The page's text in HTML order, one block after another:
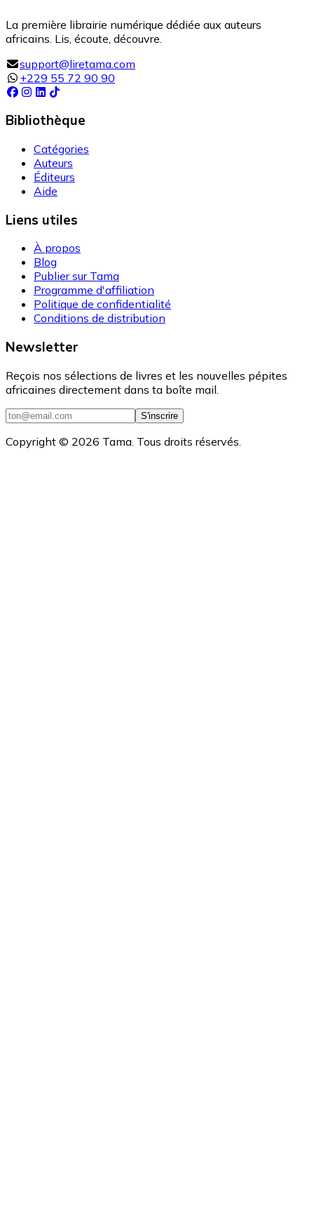
La première librairie numérique dédiée aux auteurs
africains. Lis, écoute, découvre.
support@liretama.com
+229 55 72 90 90
Bibliothèque
Catégories
Auteurs
Éditeurs
Aide
Liens utiles
À propos
Blog
Publier sur Tama
Programme d'affiliation
Politique de confidentialité
Conditions de distribution
Newsletter
Reçois nos sélections de livres et les nouvelles pépites
africaines directement dans ta boîte mail.
S'inscrire
Copyright © 2026 Tama. Tous droits réservés.